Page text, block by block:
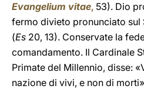
Evangelium vitae, 53). Dio
fermo divieto pronunciato sul
(Es 20, 13). Conservate la
comandamento. Il Cardinale
Primate del Millennio, disse:
nazione di vivi, e non di